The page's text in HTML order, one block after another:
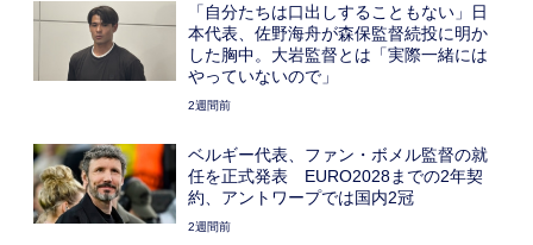
「自分たちは口出しすることもない」日
本代表、佐野海舟が森保監督続投に明か
した胸中。大岩監督とは「実際一緒には
やっていないので」
2週間前
ベルギー代表、ファン・ボメル監督の就
任を正式発表 EURO2028までの2年契
約、アントワープでは国内2冠
2週間前